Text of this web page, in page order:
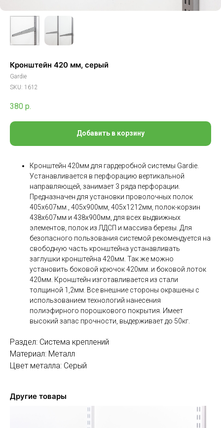
Кронштейн 420 мм, серый
Gardie
SKU: 1612
380 р.
Добавить в корзину
Кронштейн 420мм для гардеробной системы Gardie.
Устанавливается в перфорацию вертикальной
направляющей, занимает 3 ряда перфорации.
Предназначен для установки проволочных полок
405х607мм., 405х900мм, 405х1212мм, полок-корзин
438х607мм и 438х900мм, для всех выдвижных
элементов, полок из ЛДСП и массива березы. Для
безопасного пользования системой рекомендуется на
свободную часть кронштейна устанавливать
заглушки кронштейна 420мм. Так же можно
установить боковой крючок 420мм. и боковой лоток
420мм. Кронштейн изготавливается из стали
толщиной 1,2мм. Все внешние стороны окрашены с
использованием технологий нанесения
полиэфирного порошкового покрытия. Имеет
высокий запас прочности, выдерживает до 50кг.
Раздел: Система креплений
Материал: Металл
Цвет металла: Серый
Другие товары